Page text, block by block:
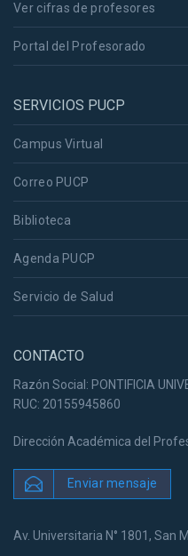
Ver cifras de profesores
Portal del Profesorado
SERVICIOS PUCP
Campus Virtual
Correo PUCP
Biblioteca
Agenda PUCP
Servicio de Salud
CONTACTO
Razón Social: PONTIFICIA
RUC: 20155945860
Dirección Académica del
Enviar mensaje
Av. Universitaria N° 1801, San